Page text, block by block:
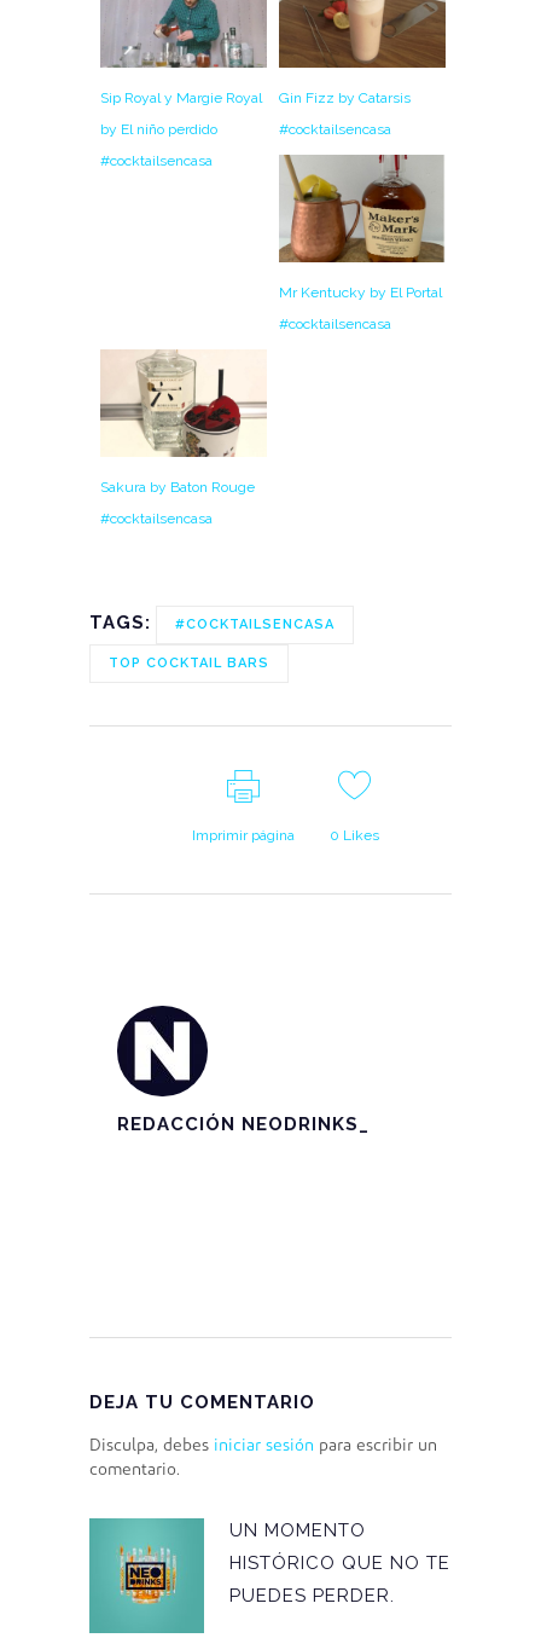
Sip Royal y Margie Royal
by El niño perdido
#cocktailsencasa
Gin Fizz by Catarsis
#cocktailsencasa
Mr Kentucky by El Portal
#cocktailsencasa
Sakura by Baton Rouge
#cocktailsencasa
TAGS: #COCKTAILSENCASA
TOP COCKTAIL BARS
Imprimir página 0 Likes
REDACCIÓN NEODRINKS_
DEJA TU COMENTARIO
Disculpa, debes iniciar sesión para escribir un
comentario.
UN MOMENTO
HISTÓRICO QUE NO TE
PUEDES PERDER.